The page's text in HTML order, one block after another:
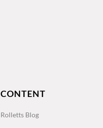
CONTENT
Rolletts Blog